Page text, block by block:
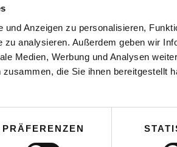
und Anzeigen zu personalisieren,
zu analysieren. Außerdem geben wir
Medien, Werbung und Analysen
die Sie ihnen bereitgestellt
PRÄFERENZEN